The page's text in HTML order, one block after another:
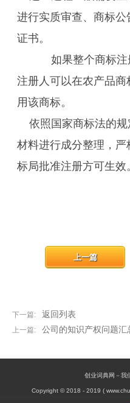
进行实质审查、商标
证书。
如果整个商标注
注册人可以在农产品
用该商标。
依照国家商标法的
材料进行成分整理，
标局批准注册方可生效
下一篇: 返回列表
上一篇: 公司的知识产权问题汇
上一篇
创业词典网－我
Copyright © 2018 - 2019 (